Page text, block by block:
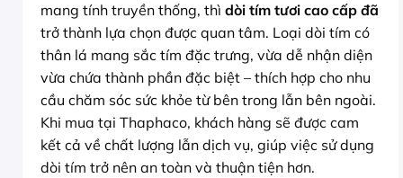
mang tính truyền thống, thì dòi tím tươi cao cấp đã
trở thành lựa chọn được quan tâm. Loại dòi tím có
thân lá mang sắc tím đặc trưng, vừa dễ nhận diện
vừa chứa thành phần đặc biệt – thích hợp cho nhu
cầu chăm sóc sức khỏe từ bên trong lẫn bên ngoài.
Khi mua tại Thaphaco, khách hàng sẽ được cam
kết cả về chất lượng lẫn dịch vụ, giúp việc sử dụng
dòi tím trở nên an toàn và thuận tiện hơn.